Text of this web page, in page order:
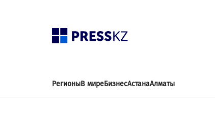
РегионыВ миреБизнесАстанаАлматы